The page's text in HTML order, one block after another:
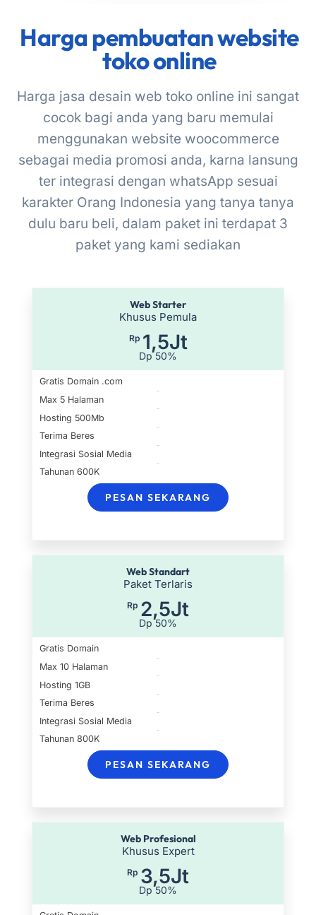
Harga pembuatan website
toko online
Harga jasa desain web toko online ini sangat
cocok bagi anda yang baru memulai
menggunakan website woocommerce
sebagai media promosi anda, karna lansung
ter integrasi dengan whatsApp sesuai
karakter Orang Indonesia yang tanya tanya
dulu baru beli, dalam paket ini terdapat 3
paket yang kami sediakan
Web Starter
Khusus Pemula
Rp 1,5Jt
Dp 50%
Gratis Domain .com
Max 5 Halaman
Hosting 500Mb
Terima Beres
Integrasi Sosial Media
Tahunan 600K
PESAN SEKARANG
Web Standart
Paket Terlaris
Rp 2,5Jt
Dp 50%
Gratis Domain
Max 10 Halaman
Hosting 1GB
Terima Beres
Integrasi Sosial Media
Tahunan 800K
PESAN SEKARANG
Web Profesional
Khusus Expert
Rp 3,5Jt
Dp 50%